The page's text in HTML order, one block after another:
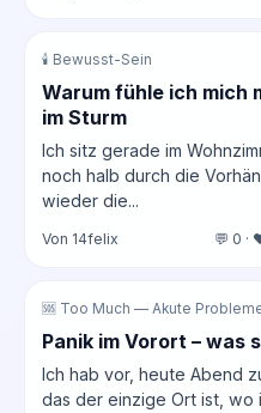
🕯️ Bewusst-Sein
Warum fühle ich mich
im Sturm
Ich sitz gerade im
noch halb durch die
wieder die...
Von 14felix 💬 0 ·
🆘 Too Much — Akute
Panik im Vorort – was
Ich hab vor, heute Abend
das der einzige Ort ist, wo